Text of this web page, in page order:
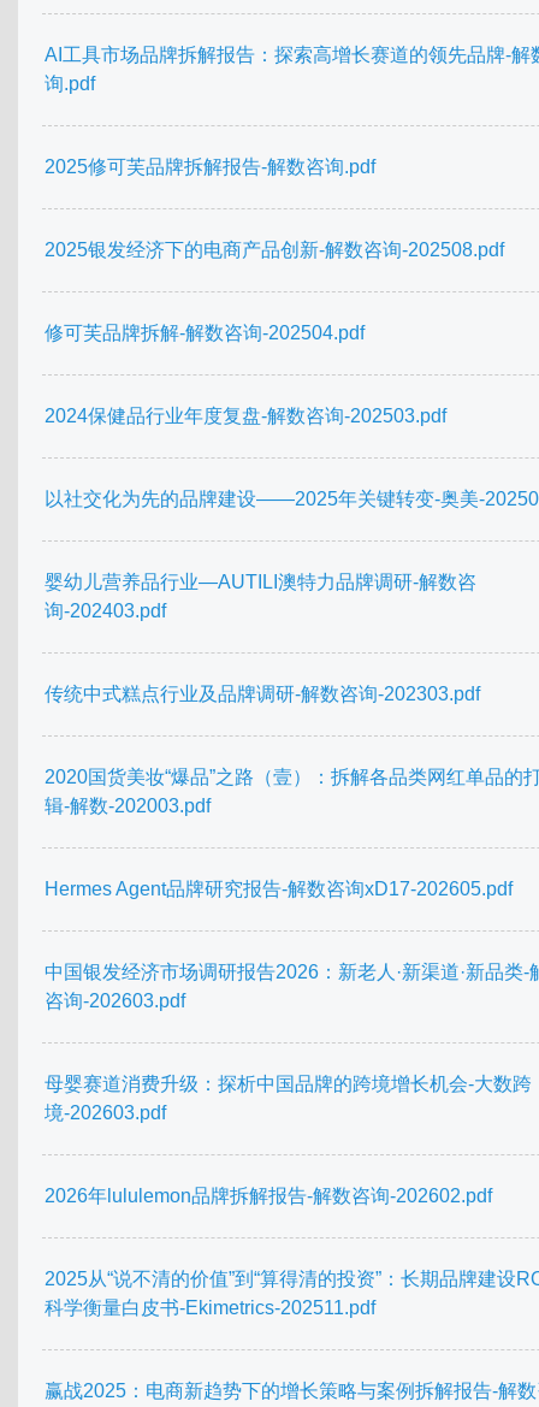
AI工具市场品牌拆解报告：探索高增长赛道的领先品牌-解
询.pdf
2025修可芙品牌拆解报告-解数咨询.pdf
2025银发经济下的电商产品创新-解数咨询-202508.pdf
修可芙品牌拆解-解数咨询-202504.pdf
2024保健品行业年度复盘-解数咨询-202503.pdf
以社交化为先的品牌建设——2025年关键转变-奥美-
婴幼儿营养品行业—AUTILI澳特力品牌调研-解数咨
询-202403.pdf
传统中式糕点行业及品牌调研-解数咨询-202303.pdf
2020国货美妆“爆品”之路（壹）：拆解各品类网红单品的
辑-解数-202003.pdf
Hermes Agent品牌研究报告-解数咨询xD17-202605.pdf
中国银发经济市场调研报告2026：新老人·新渠道·新品类-
咨询-202603.pdf
母婴赛道消费升级：探析中国品牌的跨境增长机会-大数跨
境-202603.pdf
2026年lululemon品牌拆解报告-解数咨询-202602.pdf
2025从“说不清的价值”到“算得清的投资”：长期品牌建设
科学衡量白皮书-Ekimetrics-202511.pdf
赢战2025：电商新趋势下的增⻓策略与案例拆解报告-解